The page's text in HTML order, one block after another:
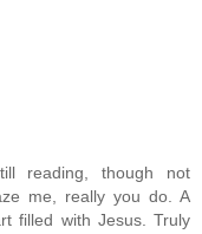
reading, though not
me, really you do. A
filled with Jesus. Truly